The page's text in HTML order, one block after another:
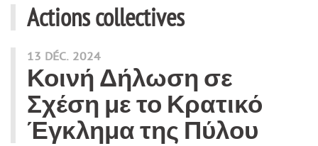
Actions collectives
Articles de cette rubrique
13 DÉC. 2024
Κοινή Δήλωση σε
Σχέση με το Κρατικό
Έγκλημα της Πύλου